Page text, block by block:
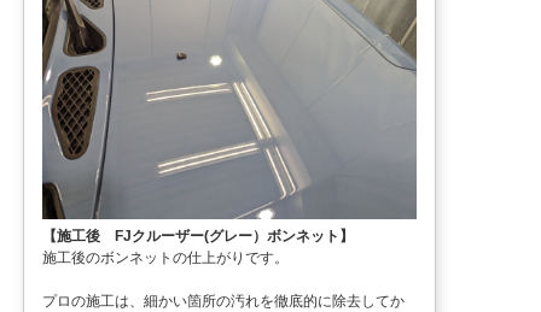
【施工後 FJクルーザー(グレー）ボンネット】
施工後のボンネットの仕上がりです。
プロの施工は、細かい箇所の汚れを徹底的に除去してか